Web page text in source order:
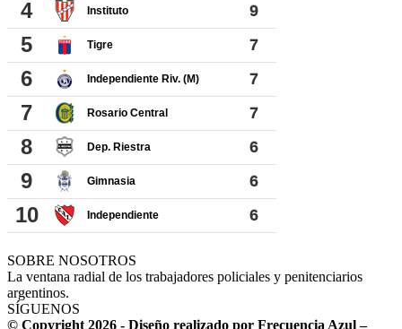
SOBRE NOSOTROS
La ventana radial de los trabajadores policiales y penitenciarios
argentinos.
SÍGUENOS
© Copyright 2026 - Diseño realizado por Frecuencia Azul –